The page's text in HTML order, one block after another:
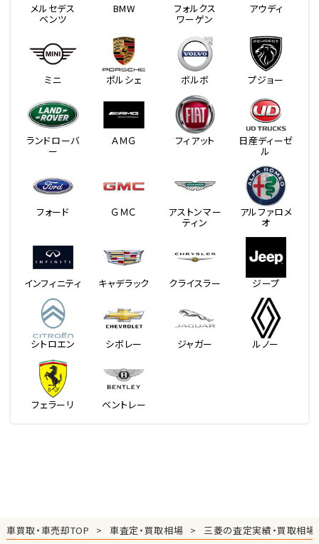
メルセデス
ベンツ
BMW フォルクス
ワーゲン
アウディ
ミニ ポルシェ ボルボ プジョー
ランドローバ
ー
ＡＭＧ フィアット 日産ディーゼ
ル
フォード ＧＭＣ アストンマー
ティン
アルファロメ
オ
インフィニティ キャデラック クライスラー ジープ
シトロエン シボレー ジャガー ルノー
フェラーリ ベントレー
車買取・車売却TOP 車査定・買取相場 三菱の査定実績・買取相場